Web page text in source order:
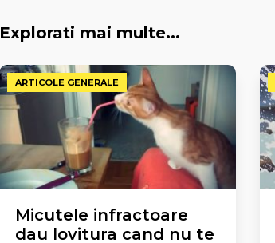
Explorati mai multe...
ARTICOLE GENERALE
Micutele infractoare
dau lovitura cand nu te